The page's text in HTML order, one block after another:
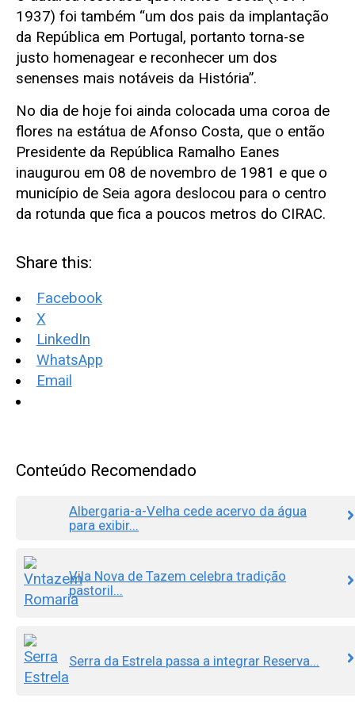
1937) foi também “um dos pais da implantação
da República em Portugal, portanto torna-se
justo homenagear e reconhecer um dos
senenses mais notáveis da História”.
No dia de hoje foi ainda colocada uma coroa de
flores na estátua de Afonso Costa, que o então
Presidente da República Ramalho Eanes
inaugurou em 08 de novembro de 1981 e que o
município de Seia agora deslocou para o centro
da rotunda que fica a poucos metros do CIRAC.
Share this:
Facebook
X
LinkedIn
WhatsApp
Email
Conteúdo Recomendado
Albergaria-a-Velha cede acervo da água
para exibir...
Vila Nova de Tazem celebra tradição
pastoril...
Serra da Estrela passa a integrar Reserva...